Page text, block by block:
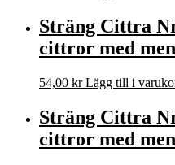
Sträng Cittra
cittror med
54,00 kr Lägg till i
Sträng Cittra
cittror med